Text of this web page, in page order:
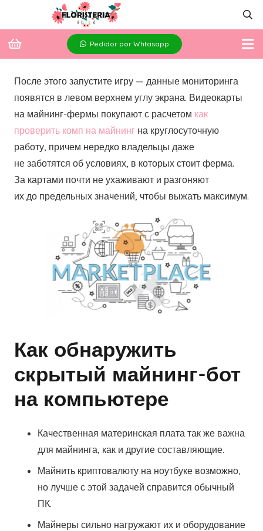
Pedidor por Whtasapp
После этого запустите игру — данные мониторинга
появятся в левом верхнем углу экрана. Видеокарты
на майнинг-фермы покупают с расчетом как
проверить комп на майнинг на круглосуточную
работу, причем нередко владельцы даже
не заботятся об условиях, в которых стоит ферма.
За картами почти не ухаживают и разгоняют
их до предельных значений, чтобы выжать максимум.
Как обнаружить
скрытый майнинг-бот
на компьютере
Качественная материнская плата так же важна
для майнинга, как и другие составляющие.
Майнить криптовалюту на ноутбуке возможно,
но лучше с этой задачей справится обычный
ПК.
Майнеры сильно нагружают их и оборудование